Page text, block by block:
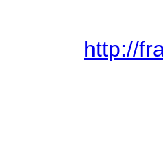
http://